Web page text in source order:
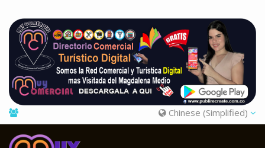
Chinese (Simplified)